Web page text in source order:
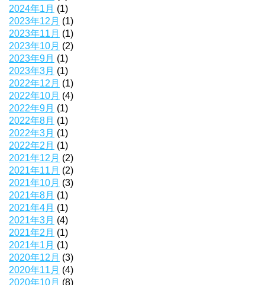
2024年1月 (1)
2023年12月 (1)
2023年11月 (1)
2023年10月 (2)
2023年9月 (1)
2023年3月 (1)
2022年12月 (1)
2022年10月 (4)
2022年9月 (1)
2022年8月 (1)
2022年3月 (1)
2022年2月 (1)
2021年12月 (2)
2021年11月 (2)
2021年10月 (3)
2021年8月 (1)
2021年4月 (1)
2021年3月 (4)
2021年2月 (1)
2021年1月 (1)
2020年12月 (3)
2020年11月 (4)
2020年10月 (8)